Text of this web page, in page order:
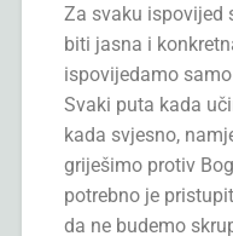
Za svaku ispovijed
biti jasna i
ispovijedamo
Svaki puta kada
kada svjesno,
griješimo protiv
potrebno je
da ne budemo